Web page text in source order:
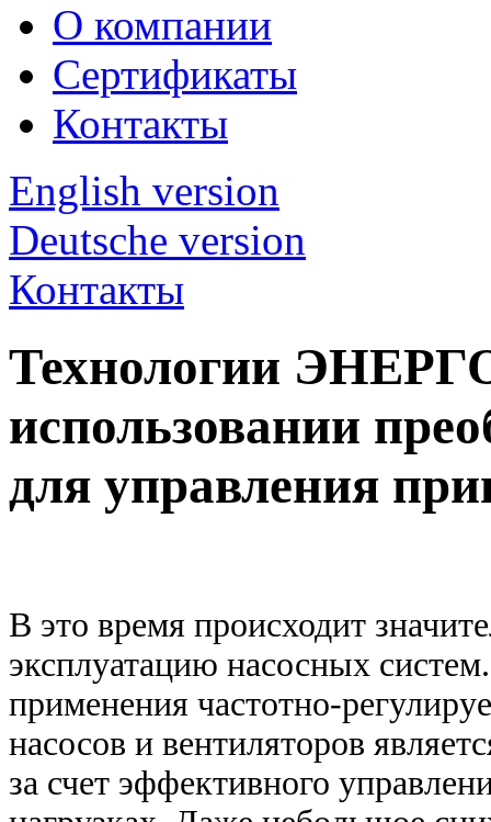
О компании
Сертификаты
Контакты
English version
Deutsche version
Контакты
Технологии
использовании
для управления
В это время происходит
эксплуатацию насосных
применения частотно-
насосов и вентиляторов
за счет эффективного